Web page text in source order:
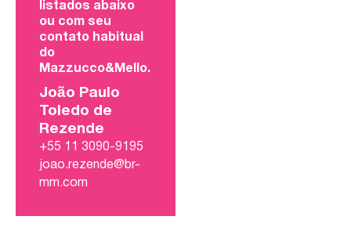
listados abaixo
ou com seu
contato habitual
do
Mazzucco&Mello.
João Paulo
Toledo de
Rezende
+55 11 3090-9195
joao.rezende@br-
mm.com